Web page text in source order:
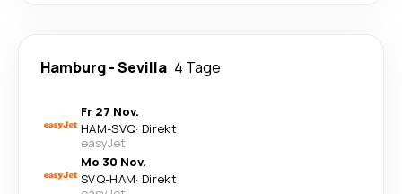
Hamburg-Sevilla 4 Tage
Fr 27 Nov.
HAM-SVQ· Direkt
easyJet
Mo 30 Nov.
SVQ-HAM· Direkt